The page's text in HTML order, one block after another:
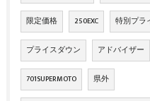
限定価格 250EXC 特別プラ
プライスダウン アドバイザー
701SUPERMOTO 県外